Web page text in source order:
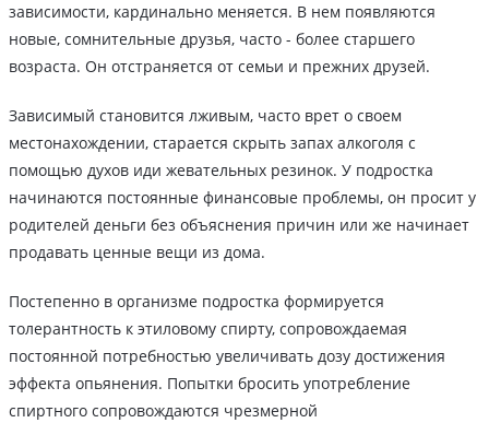
зависимости, кардинально меняется. В нем появляются
новые, сомнительные друзья, часто - более старшего
возраста. Он отстраняется от семьи и прежних друзей.
Зависимый становится лживым, часто врет о своем
местонахождении, старается скрыть запах алкоголя с
помощью духов иди жевательных резинок. У подростка
начинаются постоянные финансовые проблемы, он просит у
родителей деньги без объяснения причин или же начинает
продавать ценные вещи из дома.
Постепенно в организме подростка формируется
толерантность к этиловому спирту, сопровождаемая
постоянной потребностью увеличивать дозу достижения
эффекта опьянения. Попытки бросить употребление
спиртного сопровождаются чрезмерной